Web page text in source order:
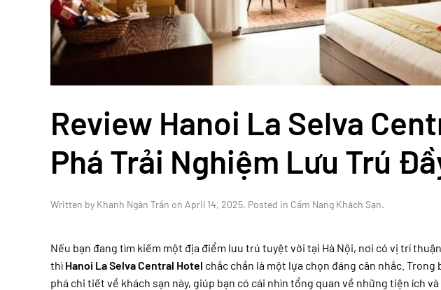
Review Hanoi La Selva
Phá Trải Nghiệm Lưu Trú
Written by Khanh Ngân Trần on April 14, 2025. Posted in Cẩm Nang Khách Sạn.
Nếu bạn đang tìm kiếm một địa điểm lưu trú tuyệt vời tại Hà Nội, nơi có vị trí
thì Hanoi La Selva Central Hotel chắc chắn là một lựa chọn đáng cân nhắc. Trong
phá chi tiết về khách sạn này, giúp bạn có cái nhìn tổng quan về những tiện ích